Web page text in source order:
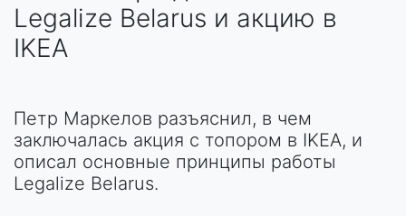
Legalize Belarus и акцию в
IKEA
Петр Маркелов разъяснил, в чем
заключалась акция с топором в IKEA, и
описал основные принципы работы
Legalize Belarus.